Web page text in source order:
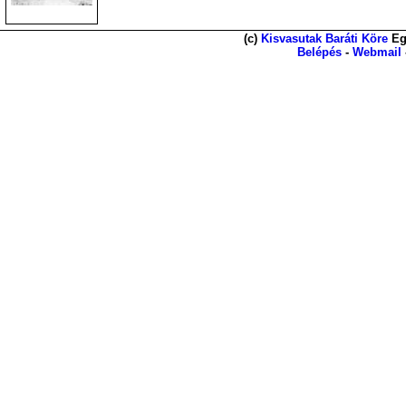
(c) Kisvasutak Baráti Köre
Belépés - Webmail